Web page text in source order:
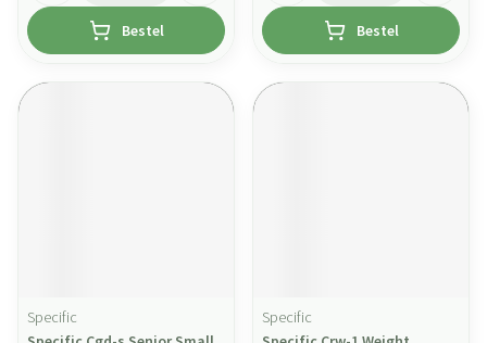
Bestel Bestel
Specific
Specific